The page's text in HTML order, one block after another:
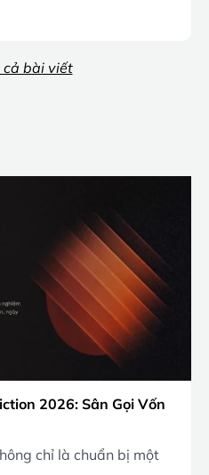
bài viết
2026: Sân Gọi Vốn
chỉ là chuẩn bị một